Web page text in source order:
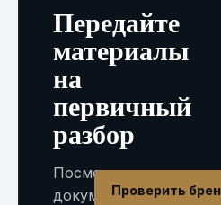
Передайте
материалы
на
первичный
разбор
Посмотрим
документы,Проверить